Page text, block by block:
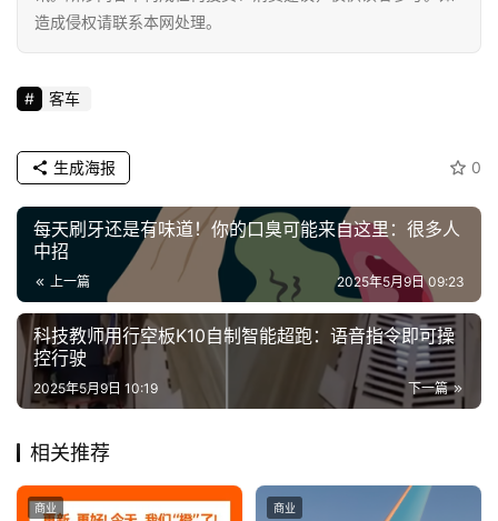
造成侵权请联系本网处理。
客车
0
生成海报
每天刷牙还是有味道！你的口臭可能来自这里：很多人
中招
上一篇 2025年5月9日 09:23
科技教师用行空板K10自制智能超跑：语音指令即可操
控行驶
下一篇
2025年5月9日 10:19
相关推荐
商业 商业